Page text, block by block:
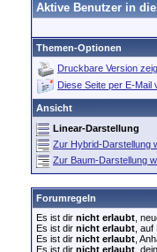
Aktive Benutzer in
Themen-Optionen
Druckbare Version
Diese Seite per E-Mail
Ansicht
Linear-Darstellung
Zur Hybrid-Darstellung
Zur Baum-Darstellung
Forumregeln
Es ist dir nicht erlaubt ,
Es ist dir nicht erlaubt ,
Es ist dir nicht erlaubt ,
Es ist dir nicht erlaubt ,